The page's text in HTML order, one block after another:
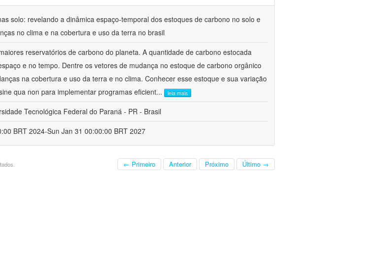
solo: revelando a dinâmica espaço-temporal dos estoques de carbono no solo e
no clima e na cobertura e uso da terra no brasil
reservatórios de carbono do planeta. A quantidade de carbono estocada
e no tempo. Dentre os vetores de mudança no estoque de carbono orgânico
na cobertura e uso da terra e no clima. Conhecer esse estoque e sua variação
qua non para implementar programas eficient... leia mais
Tecnológica Federal do Paraná - PR - Brasil
BRT 2024-Sun Jan 31 00:00:00 BRT 2027
← Primeiro Anterior Próximo Último →